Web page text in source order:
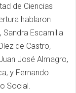
de Ciencias
hablaron
Sandra Escamilla
de Castro,
José Almagro,
y Fernando
Social.